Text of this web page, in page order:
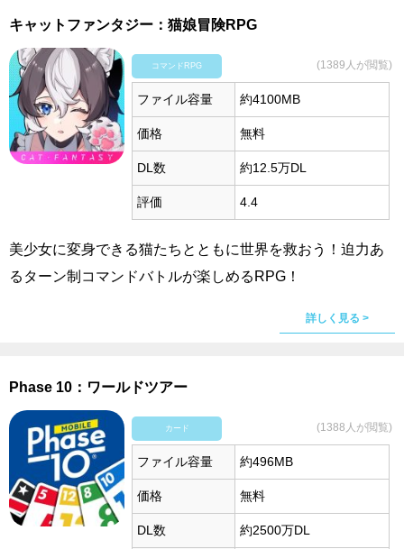
キャットファンタジー：猫娘冒険RPG
コマンドRPG (1389人が閲覧)
ファイル容量 約4100MB
価格 無料
DL数 約12.5万DL
評価 4.4
美少女に変身できる猫たちとともに世界を救おう！迫力あ
るターン制コマンドバトルが楽しめるRPG！
詳しく見る >
Phase 10：ワールドツアー
カード (1388人が閲覧)
ファイル容量 約496MB
価格 無料
DL数 約2500万DL